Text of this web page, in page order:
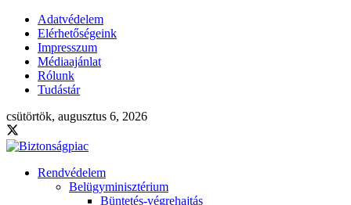
Adatvédelem
Elérhetőségeink
Impresszum
Médiaajánlat
Rólunk
Tudástár
csütörtök, augusztus 6, 2026
Rendvédelem
Belügyminisztérium
Büntetés-végrehajtás